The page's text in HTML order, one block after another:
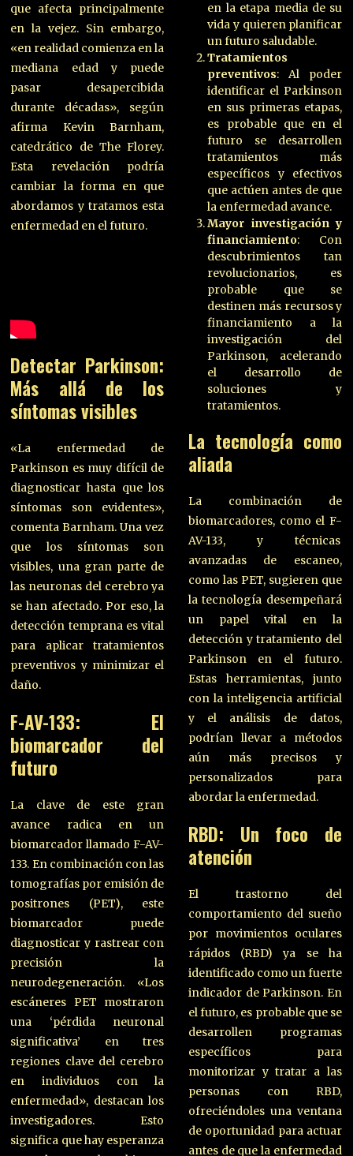
que afecta principalmente
en la vejez. Sin embargo,
«en realidad comienza en la
mediana edad y puede
pasar desapercibida
durante décadas», según
afirma Kevin Barnham,
catedrático de The Florey.
Esta revelación podría
cambiar la forma en que
abordamos y tratamos esta
enfermedad en el futuro.
Detectar Parkinson:
Más allá de los
síntomas visibles
«La enfermedad de
Parkinson es muy difícil de
diagnosticar hasta que los
síntomas son evidentes»,
comenta Barnham. Una vez
que los síntomas son
visibles, una gran parte de
las neuronas del cerebro ya
se han afectado. Por eso, la
detección temprana es vital
para aplicar tratamientos
preventivos y minimizar el
daño.
F-AV-133: El
biomarcador del
futuro
La clave de este gran
avance radica en un
biomarcador llamado F-AV-
133. En combinación con las
tomografías por emisión de
positrones (PET), este
biomarcador puede
diagnosticar y rastrear con
precisión la
neurodegeneración. «Los
escáneres PET mostraron
una ‘pérdida neuronal
significativa’ en tres
regiones clave del cerebro
en individuos con la
enfermedad», destacan los
investigadores. Esto
significa que hay esperanza
en la etapa media de su
vida y quieren planificar
un futuro saludable.
Tratamientos
preventivos: Al poder
identificar el Parkinson
en sus primeras etapas,
es probable que en el
futuro se desarrollen
tratamientos más
específicos y efectivos
que actúen antes de que
la enfermedad avance.
Mayor investigación y
financiamiento: Con
descubrimientos tan
revolucionarios, es
probable que se
destinen más recursos y
financiamiento a la
investigación del
Parkinson, acelerando
el desarrollo de
soluciones y
tratamientos.
La tecnología como
aliada
La combinación de
biomarcadores, como el F-
AV-133, y técnicas
avanzadas de escaneo,
como las PET, sugieren que
la tecnología desempeñará
un papel vital en la
detección y tratamiento del
Parkinson en el futuro.
Estas herramientas, junto
con la inteligencia artificial
y el análisis de datos,
podrían llevar a métodos
aún más precisos y
personalizados para
abordar la enfermedad.
RBD: Un foco de
atención
El trastorno del
comportamiento del sueño
por movimientos oculares
rápidos (RBD) ya se ha
identificado como un fuerte
indicador de Parkinson. En
el futuro, es probable que se
desarrollen programas
específicos para
monitorizar y tratar a las
personas con RBD,
ofreciéndoles una ventana
de oportunidad para actuar
antes de que la enfermedad